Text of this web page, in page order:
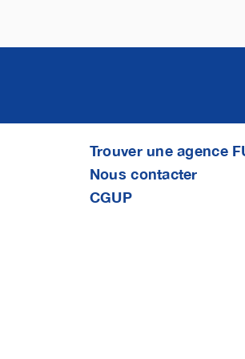
Trouver une agence
Nous contacter
CGUP